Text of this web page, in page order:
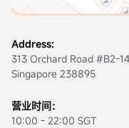
Address:
313 Orchard Road #B2-
Singapore 238895
营业时间：
10:00 - 22:00 SGT